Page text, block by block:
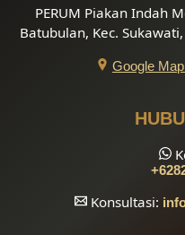
PERUM Piakan Indah
Batubulan, Kec.
Google
Konsultasi: